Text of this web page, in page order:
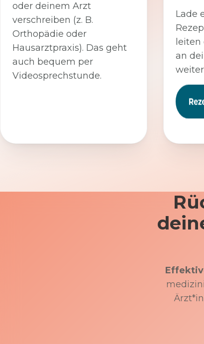
oder deinem Arzt
verschreiben (z. B.
Orthopädie oder
Hausarztpraxis). Das geht
auch bequem per
Videosprechstunde.
Lade
an